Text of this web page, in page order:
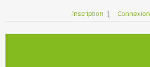
Inscription | Connexion